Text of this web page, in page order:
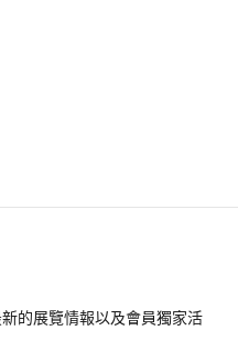
的展覽情報以及會員獨家活